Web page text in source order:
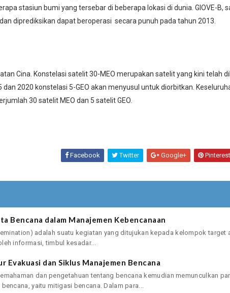
stasiun bumi yang tersebar di beberapa lokasi di dunia. GIOVE-B,
diprediksikan dapat beroperasi secara punuh pada tahun 2013.
Cina. Konstelasi satelit 30-MEO merupakan satelit yang kini telah
2020 konstelasi 5-GEO akan menyusul untuk diorbitkan.
30 satelit MEO dan 5 satelit GEO.
Facebook Twitter Google+ Pinterest
Bencana dalam Manajemen Kebencanaan
adalah suatu kegiatan yang ditujukan kepada kelompok target
informasi, timbul kesadar...
Evakuasi dan Siklus Manajemen Bencana
dan pengetahuan tentang bencana kemudian memunculkan
yaitu mitigasi bencana. Dalam para...